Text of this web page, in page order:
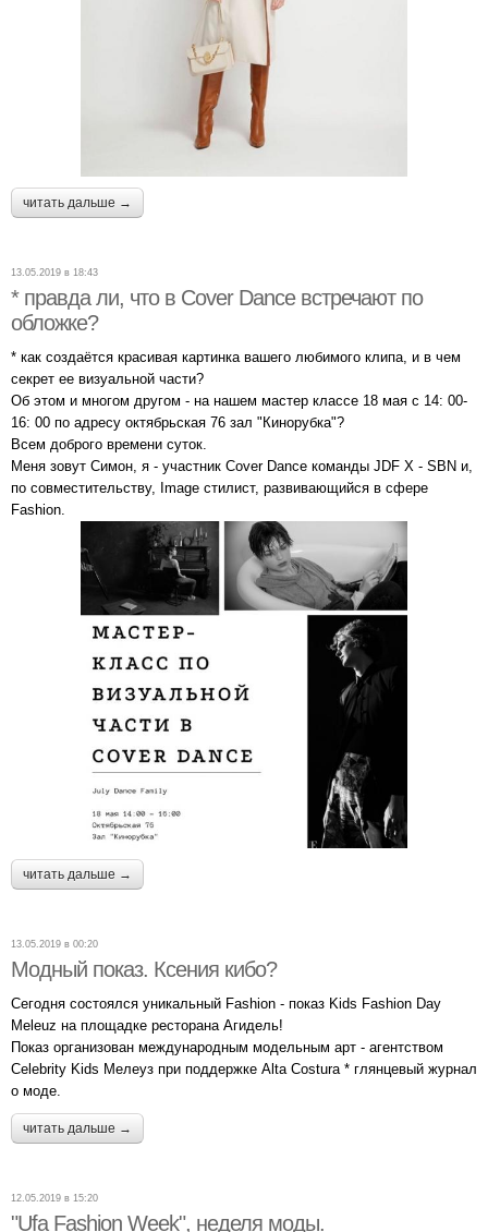
читать дальше →
13.05.2019 в 18:43
* правда ли, что в Cover Dance встречают по
обложке?
* как создаётся красивая картинка вашего любимого клипа, и в чем
секрет ее визуальной части?
Об этом и многом другом - на нашем мастер классе 18 мая с 14: 00-
16: 00 по адресу октябрьская 76 зал "Кинорубка"?
Всем доброго времени суток.
Меня зовут Симон, я - участник Cover Dance команды JDF X - SBN и,
по совместительству, Image стилист, развивающийся в сфере
Fashion.
читать дальше →
13.05.2019 в 00:20
Модный показ. Ксения кибо?
Сегодня состоялся уникальный Fashion - показ Kids Fashion Day
Meleuz на площадке ресторана Агидель!
Показ организован международным модельным арт - агентством
Celebrity Kids Мелеуз при поддержке Alta Costura * глянцевый журнал
о моде.
читать дальше →
12.05.2019 в 15:20
"Ufa Fashion Week", неделя моды.